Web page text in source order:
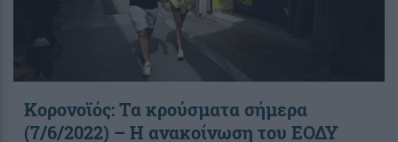
Κορονοϊός: Τα κρούσματα σήμερα
(7/6/2022) – Η ανακοίνωση του ΕΟΔΥ